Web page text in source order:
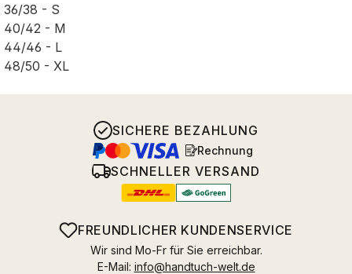
36/38 - S
40/42 - M
44/46 - L
48/50 - XL
SICHERE BEZAHLUNG
Rechnung
SCHNELLER VERSAND
FREUNDLICHER KUNDENSERVICE
Wir sind Mo-Fr für Sie erreichbar.
E-Mail: info@handtuch-welt.de